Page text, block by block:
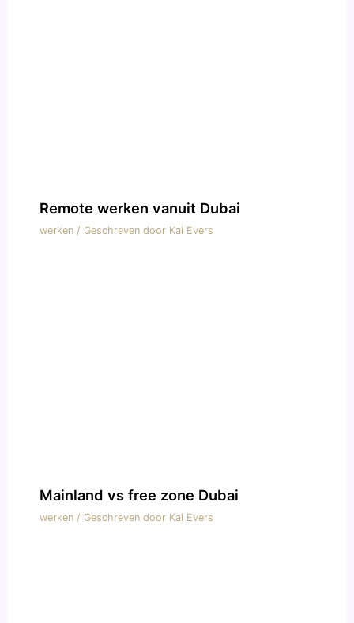
Remote werken vanuit Dubai
werken/ Geschreven door Kai Evers
Mainland vs free zone Dubai
werken/ Geschreven door Kai Evers